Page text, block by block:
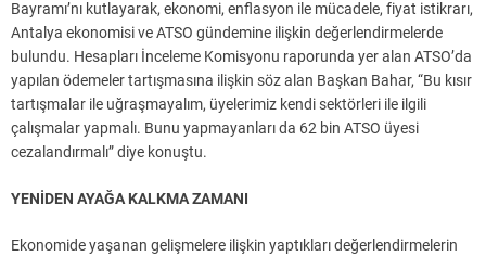
Bayramı’nı kutlayarak, ekonomi, enflasyon ile mücadele, fiyat istikrarı,
Antalya ekonomisi ve ATSO gündemine ilişkin değerlendirmelerde
bulundu. Hesapları İnceleme Komisyonu raporunda yer alan ATSO’da
yapılan ödemeler tartışmasına ilişkin söz alan Başkan Bahar, “Bu kısır
tartışmalar ile uğraşmayalım, üyelerimiz kendi sektörleri ile ilgili
çalışmalar yapmalı. Bunu yapmayanları da 62 bin ATSO üyesi
cezalandırmalı” diye konuştu.
YENİDEN AYAĞA KALKMA ZAMANI
Ekonomide yaşanan gelişmelere ilişkin yaptıkları değerlendirmelerin